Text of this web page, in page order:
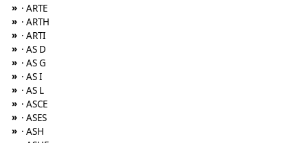
» · ARTE
» · ARTH
» · ARTI
» · AS D
» · AS G
» · AS I
» · AS L
» · ASCE
» · ASES
» · ASH